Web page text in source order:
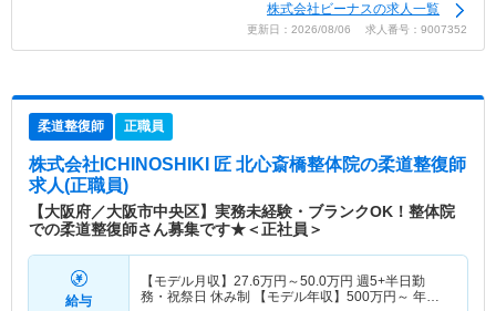
株式会社ビーナスの求人一覧
更新日：2026/08/06 求人番号：9007352
柔道整復師 正職員
株式会社ICHINOSHIKI 匠 北心斎橋整体院の柔道整復師
求人(正職員)
【大阪府／大阪市中央区】実務未経験・ブランクOK！整体院
での柔道整復師さん募集です★＜正社員＞
給与
【モデル月収】 27.6万円～50.0万円 週5+半日勤
務・祝祭日 休み制 【モデル年収】 500万円～ 年収